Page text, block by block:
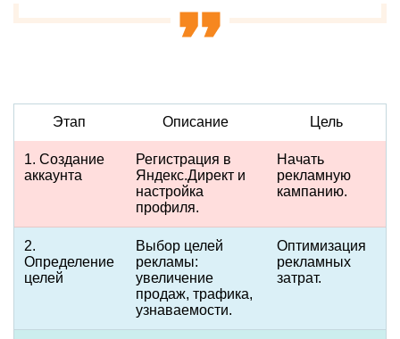
Этап Описание Цель
1. Создание
аккаунта
Регистрация в
Яндекс.Директ и
настройка
профиля.
Начать
рекламную
кампанию.
2.
Определение
целей
Выбор целей
рекламы:
увеличение
продаж, трафика,
узнаваемости.
Оптимизация
рекламных
затрат.